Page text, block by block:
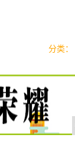
分类：